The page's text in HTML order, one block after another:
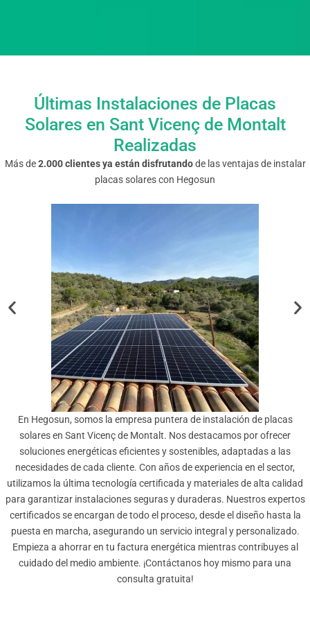
Últimas Instalaciones de Placas
Solares en Sant Vicenç de Montalt
Realizadas
Más de2.000 clientes ya están disfrutandode las ventajas de instalar
placas solares con Hegosun
En Hegosun, somos la empresa puntera de instalación de placas
solares en Sant Vicenç de Montalt. Nos destacamos por ofrecer
soluciones energéticas eficientes y sostenibles, adaptadas a las
necesidades de cada cliente. Con años de experiencia en el sector,
utilizamos la última tecnología certificada y materiales de alta calidad
para garantizar instalaciones seguras y duraderas. Nuestros expertos
certificados se encargan de todo el proceso, desde el diseño hasta la
puesta en marcha, asegurando un servicio integral y personalizado.
Empieza a ahorrar en tu factura energética mientras contribuyes al
cuidado del medio ambiente. ¡Contáctanos hoy mismo para una
consulta gratuita!